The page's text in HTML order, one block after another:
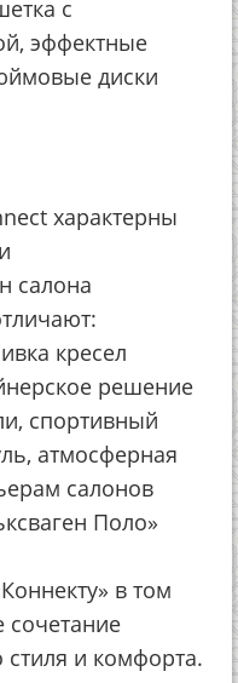
с
эффектные
диски
характерны
салона
кресел
решение
спортивный
атмосферная
салонов
Поло»
в том
сочетание
и комфорта.